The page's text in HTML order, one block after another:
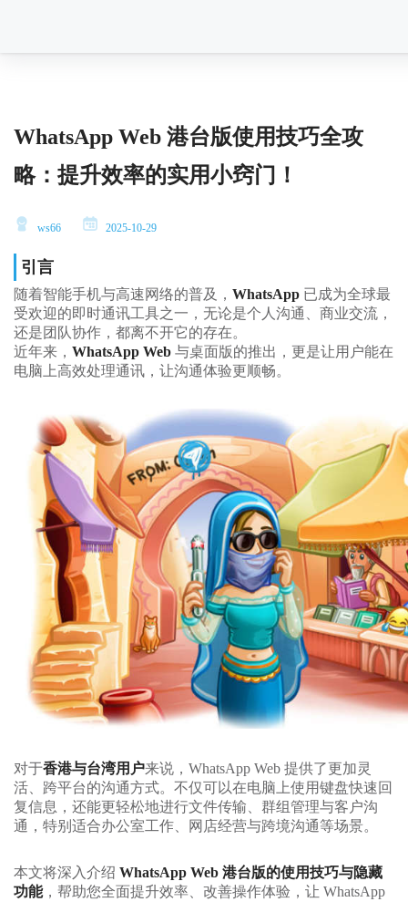
WhatsApp Web 港台版使用技巧全攻
略：提升效率的实用小窍门！
ws66 2025-10-29
引言
随着智能手机与高速网络的普及， WhatsApp 已成为全球最
受欢迎的即时通讯工具之一，无论是个人沟通、商业交流，
还是团队协作，都离不开它的存在。
近年来， WhatsApp Web 与桌面版的推出，更是让用户能在
电脑上高效处理通讯，让沟通体验更顺畅。
对于香港与台湾用户来说，WhatsApp Web 提供了更加灵
活、跨平台的沟通方式。不仅可以在电脑上使用键盘快速回
复信息，还能更轻松地进行文件传输、群组管理与客户沟
通，特别适合办公室工作、网店经营与跨境沟通等场景。
本文将深入介绍 WhatsApp Web 港台版的使用技巧与隐藏
功能，帮助您全面提升效率、改善操作体验，让 WhatsApp